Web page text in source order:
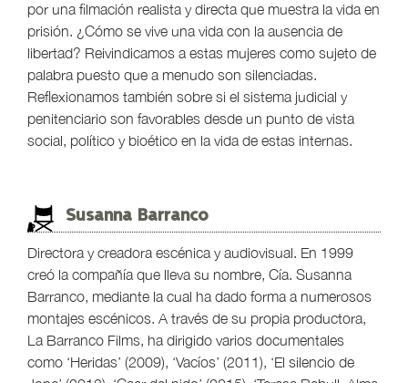
por una filmación realista y directa que muestra la vida en
prisión. ¿Cómo se vive una vida con la ausencia de
libertad? Reivindicamos a estas mujeres como sujeto de
palabra puesto que a menudo son silenciadas.
Reflexionamos también sobre si el sistema judicial y
penitenciario son favorables desde un punto de vista
social, político y bioético en la vida de estas internas.
Susanna Barranco
Directora y creadora escénica y audiovisual. En 1999
creó la compañía que lleva su nombre, Cía. Susanna
Barranco, mediante la cual ha dado forma a numerosos
montajes escénicos. A través de su propia productora,
La Barranco Films, ha dirigido varios documentales
como ‘Heridas’ (2009), ‘Vacíos’ (2011), ‘El silencio de